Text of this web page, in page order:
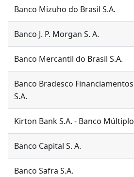
Banco Mizuho do Brasil S.A.
Banco J. P. Morgan S. A.
Banco Mercantil do Brasil S.A.
Banco Bradesco Financiamentos
S.A.
Kirton Bank S.A. - Banco Múltiplo
Banco Capital S. A.
Banco Safra S.A.